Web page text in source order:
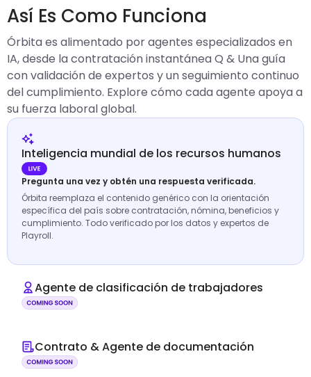
Así Es Como Funciona
Órbita es alimentado por agentes especializados en
IA, desde la contratación instantánea Q & Una guía
con validación de expertos y un seguimiento continuo
del cumplimiento. Explore cómo cada agente apoya a
su fuerza laboral global.
Inteligencia mundial de los recursos humanos
Pregunta una vez y obtén una respuesta verificada.
Órbita reemplaza el contenido genérico con la orientación
específica del país sobre contratación, nómina, beneficios y
cumplimiento. Todo verificado por los datos y expertos de
Playroll.
Agente de clasificación de trabajadores
Contrato & Agente de documentación